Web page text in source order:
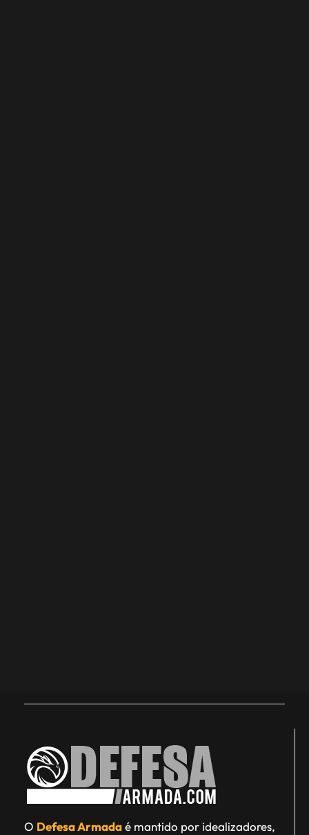
O Defesa Armadaé mantido por idealizadores,